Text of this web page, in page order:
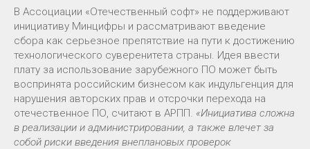
В Ассоциации «Отечественный софт» не поддерживают
инициативу Минцифры и рассматривают введение
сбора как серьезное препятствие на пути к достижению
технологического суверенитета страны. Идея ввести
плату за использование зарубежного ПО может быть
воспринята российским бизнесом как индульгенция для
нарушения авторских прав и отсрочки перехода на
отечественное ПО, считают в АРПП. «Инициатива сложна
в реализации и администрировании, а также влечет за
собой риски введения внеплановых проверок